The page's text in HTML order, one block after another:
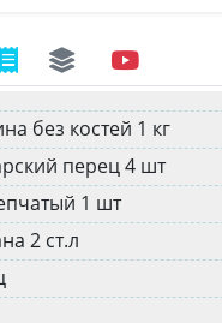
без костей 1 кг
перец 4 шт
1 шт
2 ст.л